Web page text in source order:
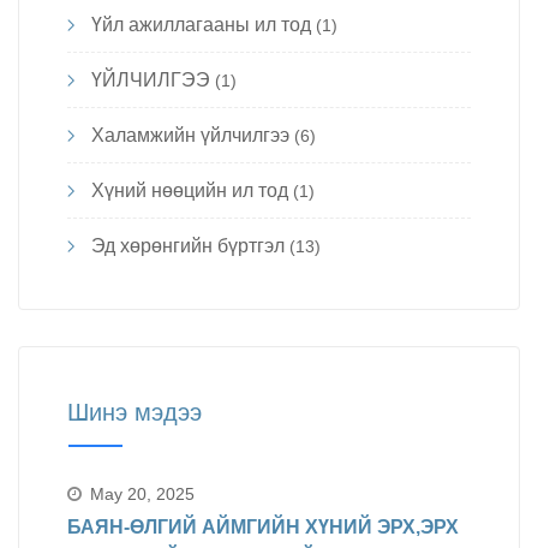
Үйл ажиллагааны ил тод (1)
ҮЙЛЧИЛГЭЭ (1)
Халамжийн үйлчилгээ (6)
Хүний нөөцийн ил тод (1)
Эд хөрөнгийн бүртгэл (13)
Шинэ мэдээ
May 20, 2025
БАЯН-ӨЛГИЙ АЙМГИЙН ХҮНИЙ ЭРХ,ЭРХ